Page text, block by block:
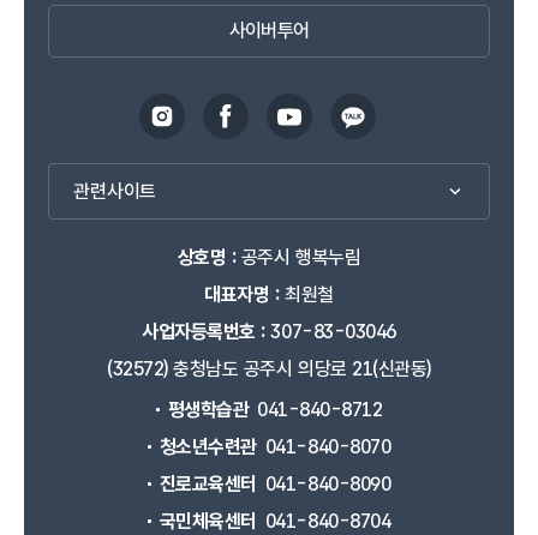
사이버투어
관련사이트
상호명 :공주시 행복누림
대표자명 :최원철
사업자등록번호 :307-83-03046
(32572) 충청남도 공주시 의당로 21(신관동)
평생학습관 041-840-8712
청소년수련관 041-840-8070
진로교육센터
041-840-8090
국민체육센터
041-840-8704